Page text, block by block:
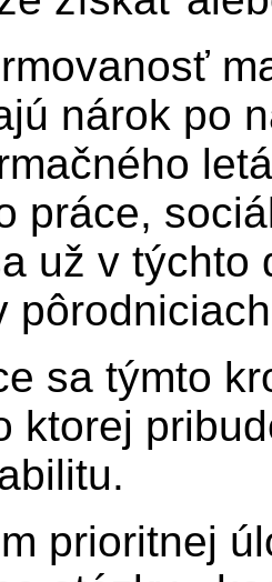
nárok po
práce,
už v týchto
sa týmto
ktorej
prioritnej